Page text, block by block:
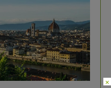
×